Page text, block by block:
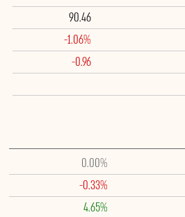
90.46
-1.06%
-0.96
0.00%
-0.33%
4.65%